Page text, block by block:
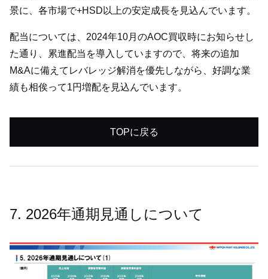
景に、各市場で+HSD以上の安定成長を見込んでいます。
配当については、2024年10月のAOC買収時にお知らせし
た通り、累進配当を導入していますので、将来の追加
M&Aに備えてレバレッジ解消を優先しながら、好調な業
績も相俟って1円増配を見込んでいます。
TOPに戻る
7. 2026年通期見通しについて